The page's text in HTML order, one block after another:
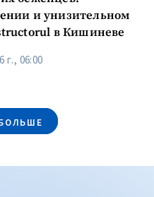
и унизительном
в Кишиневе
г., 06:00